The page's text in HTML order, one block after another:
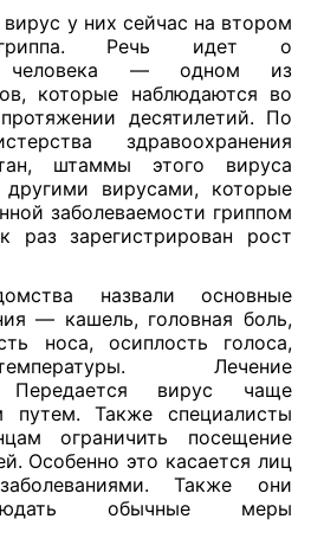
у них сейчас на втором
Речь идет о
человека — одном из
которые наблюдаются во
десятилетий. По
здравоохранения
штаммы этого вируса
вирусами, которые
заболеваемости гриппом
зарегистрирован рост
назвали основные
— кашель, головная боль,
носа, осиплость голоса,
Лечение
Передается вирус чаще
путем. Также специалисты
ограничить посещение
Особенно это касается лиц
Также они
обычные меры